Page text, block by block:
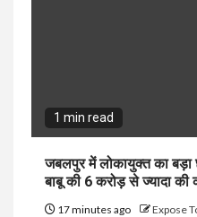
1 min read
जबलपुर में लोकायुक्त का बड़ा
बाबू की 6 करोड़ से ज्यादा
17 minutes ago Expose